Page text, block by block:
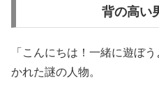
背の高い
「こんにちは！一緒に遊ぼ
かれた謎の人物。